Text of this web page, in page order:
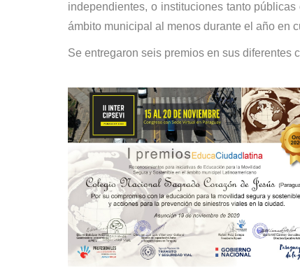
independientes, o instituciones tanto
ámbito municipal al menos durante el año en
Se entregaron seis premios en sus diferentes